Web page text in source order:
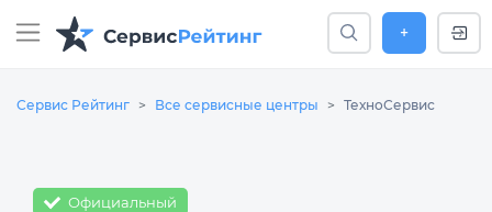
+
Сервис Рейтинг Все сервисные центры ТехноСервис
Официальный